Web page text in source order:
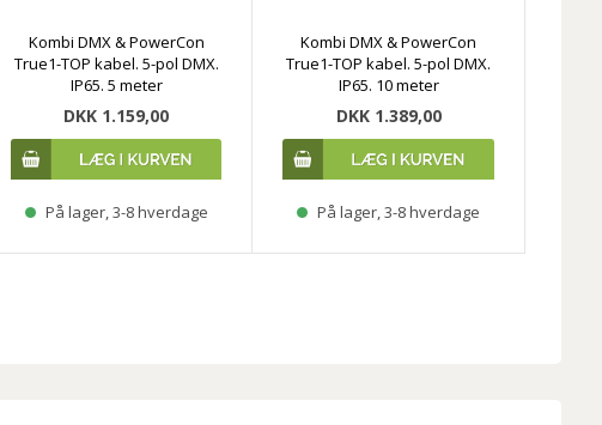
Kombi DMX & PowerCon
True1-TOP kabel. 5-pol DMX.
IP65. 5 meter
DKK 1.159,00
På lager, 3-8 hverdage
Kombi DMX & PowerCon
True1-TOP kabel. 5-pol DMX.
IP65. 10 meter
DKK 1.389,00
På lager, 3-8 hverdage